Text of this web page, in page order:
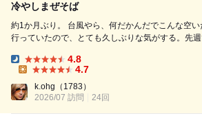
冷やしまぜそば
約1か月ぶり。 台風やら、何だかんだでこんな空いた。 最近2週に一度は
行っていたので、とても久しぶりな気がする。先
まぜそばを食べることを決めていた。普通のまぜそ
ど、冷やしは初めて。楽...
Dinner:
4.8
4.7
k.ohg （1783）
2026/07 訪問
24回